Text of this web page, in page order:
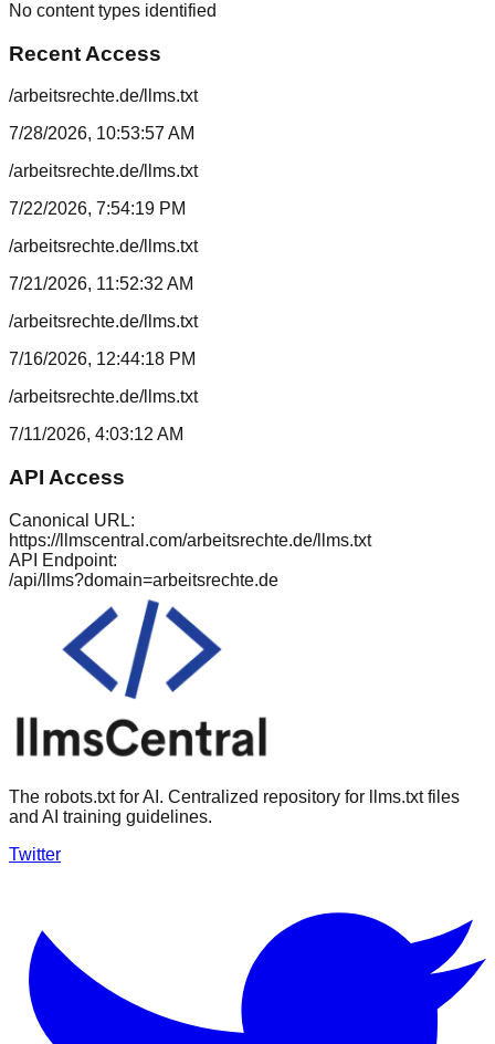
No content types identified
Recent Access
/arbeitsrechte.de/llms.txt
7/28/2026, 10:53:57 AM
/arbeitsrechte.de/llms.txt
7/22/2026, 7:54:19 PM
/arbeitsrechte.de/llms.txt
7/21/2026, 11:52:32 AM
/arbeitsrechte.de/llms.txt
7/16/2026, 12:44:18 PM
/arbeitsrechte.de/llms.txt
7/11/2026, 4:03:12 AM
API Access
Canonical URL:
https://llmscentral.com/arbeitsrechte.de/llms.txt
API Endpoint:
/api/llms?domain=arbeitsrechte.de
The robots.txt for AI. Centralized repository for llms.txt files
and AI training guidelines.
Twitter